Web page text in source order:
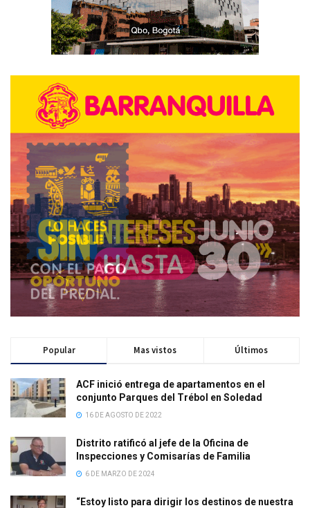
Popular Mas vistos Últimos
ACF inició entrega de apartamentos en el
conjunto Parques del Trébol en Soledad
16 DE AGOSTO DE 2022
Distrito ratificó al jefe de la Oficina de
Inspecciones y Comisarías de Familia
6 DE MARZO DE 2024
“Estoy listo para dirigir los destinos de nuestra